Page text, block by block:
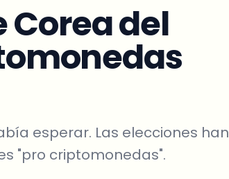
Corea del
esperar. Las elecciones han
"pro criptomonedas".